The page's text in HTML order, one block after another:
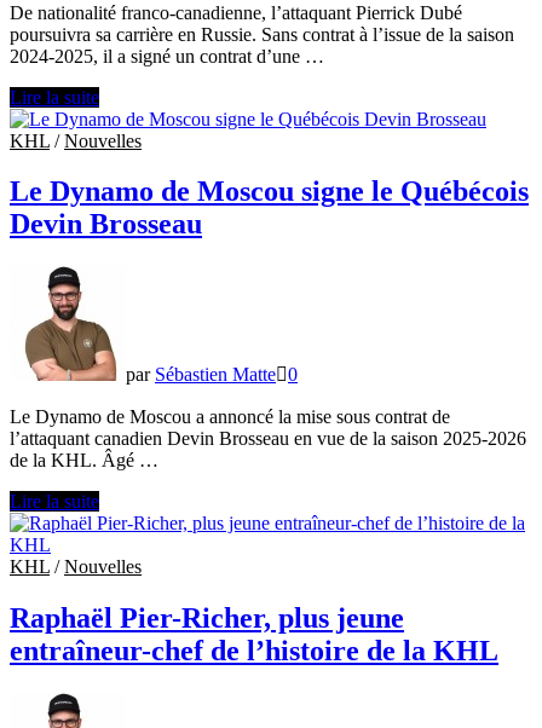
De nationalité franco-canadienne, l’attaquant Pierrick Dubé
poursuivra sa carrière en Russie. Sans contrat à l’issue de la saison
2024-2025, il a signé un contrat d’une …
Pierrick
Dubé
quitte
la
Russie
Lire la suite
KHL /Nouvelles
Le Dynamo de Moscou signe le Québécois
Devin Brosseau
par Sébastien Matte 0
Le Dynamo de Moscou a annoncé la mise sous contrat de
l’attaquant canadien Devin Brosseau en vue de la saison 2025-2026
de la KHL. Âgé …
Le
Dynamo
de
Moscou
le
Québécois
Devin
Lire la suite
KHL /Nouvelles
Raphaël Pier-Richer, plus jeune
entraîneur-chef de l’histoire de la KHL